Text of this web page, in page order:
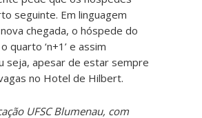
seguinte. Em linguagem
chegada, o hóspede do
quarto ‘n+1’ e assim
seja, apesar de estar sempre
no Hotel de Hilbert.
UFSC Blumenau, com